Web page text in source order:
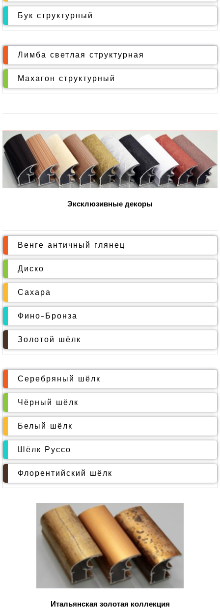
Бук структурный
Лимба светлая структурная
Махагон структурный
Эксклюзивные декоры
Венге античный глянец
Диско
Сахара
Фино-Бронза
Золотой шёлк
Серебряный шёлк
Чёрный шёлк
Белый шёлк
Шёлк Руссо
Флорентийский шёлк
Итальянская золотая коллекция